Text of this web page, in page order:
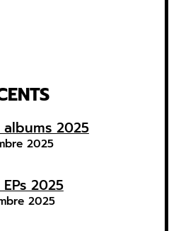
2025
2025
2025
2025